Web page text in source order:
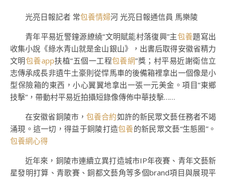
光亮日報記者 常包養情婦河 光亮日報通信員 馬樂陵
青年平易近警鐘源繚繞“文明賦能村落復興”主包養題寫出
收集小說《綠水青山就是金山銀山》，出書后取得安徽省精力
文明包養app扶植“五個一工程包養網”獎；村平易近謝衛信立
志傳承成長非遺牛土豪則從悍馬車的後備箱裡拿出一個像是小
型保險箱的東西，小心翼翼地拿出一張一元美金。項目“東鄉
技擊”，帶動村平易近拍攝短錄像傳佈中華技擊……
在安徽省銅陵市， 包養合約如許的新民眾文藝任務者不竭
涌現。這一切，得益于銅陵打造包養的新民眾文藝“生態圈”。
包養網心得
近年來，銅陵市連續立異打造城市IP年夜賽、青年文藝新
星發明打算、青歌賽、銅都文藝角等多個brand項目與展現平